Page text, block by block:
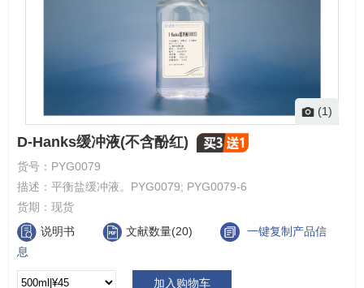
(1)
D-Hanks缓冲液(不含酚红)
货号： PYG0079
描述： 平衡盐缓冲液。PYG0079; PYG0079-6
货期： 现货
说明书
文献数量(20)
一键复制产品信
息
加入购物车